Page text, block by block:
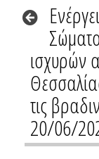
ισχυρών
τις
20/06/